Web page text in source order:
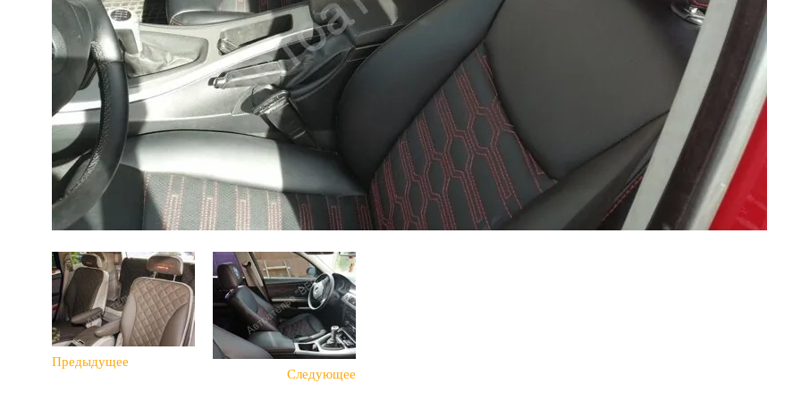
Предыдущее
Следующее